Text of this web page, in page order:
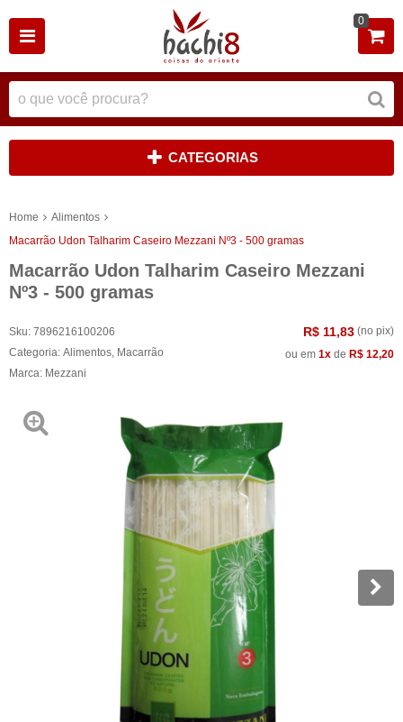
0
CATEGORIAS
Home
Alimentos
Macarrão Udon Talharim Caseiro Mezzani Nº3 - 500 gramas
Macarrão Udon Talharim Caseiro Mezzani
Nº3 - 500 gramas
Sku: 7896216100206
Categoria: Alimentos Macarrão
Marca: Mezzani
R$ 11,83 (no pix)
ou em 1x de R$ 12,20